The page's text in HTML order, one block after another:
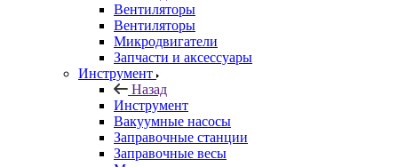
Вентиляторы
Вентиляторы
Микродвигатели
Запчасти и аксессуары
Инструмент
Назад
Инструмент
Вакуумные насосы
Заправочные станции
Заправочные весы